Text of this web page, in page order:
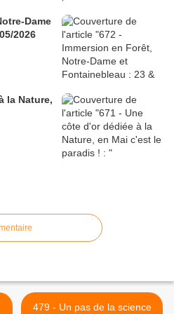
Dame
2026
la Nature,
479 - Un pas de la science